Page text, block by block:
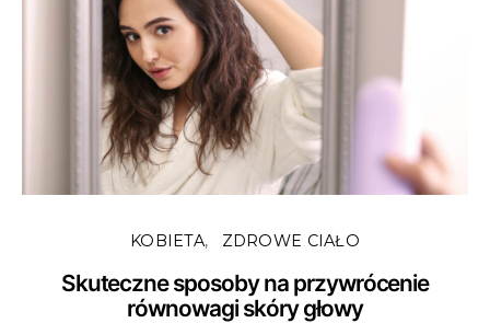
KOBIETA ZDROWE CIAŁO
Skuteczne sposoby na przywrócenie
równowagi skóry głowy